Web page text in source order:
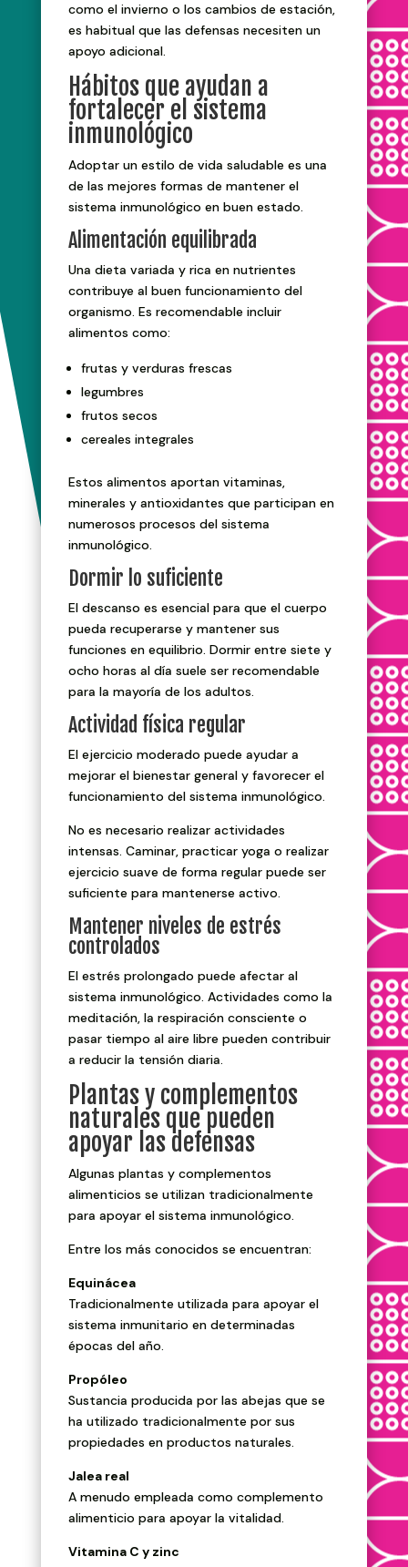
como el invierno o los cambios de estación,
es habitual que las defensas necesiten un
apoyo adicional.
Hábitos que ayudan a
fortalecer el sistema
inmunológico
Adoptar un estilo de vida saludable es una
de las mejores formas de mantener el
sistema inmunológico en buen estado.
Alimentación equilibrada
Una dieta variada y rica en nutrientes
contribuye al buen funcionamiento del
organismo. Es recomendable incluir
alimentos como:
frutas y verduras frescas
legumbres
frutos secos
cereales integrales
Estos alimentos aportan vitaminas,
minerales y antioxidantes que participan en
numerosos procesos del sistema
inmunológico.
Dormir lo suficiente
El descanso es esencial para que el cuerpo
pueda recuperarse y mantener sus
funciones en equilibrio. Dormir entre siete y
ocho horas al día suele ser recomendable
para la mayoría de los adultos.
Actividad física regular
El ejercicio moderado puede ayudar a
mejorar el bienestar general y favorecer el
funcionamiento del sistema inmunológico.
No es necesario realizar actividades
intensas. Caminar, practicar yoga o realizar
ejercicio suave de forma regular puede ser
suficiente para mantenerse activo.
Mantener niveles de estrés
controlados
El estrés prolongado puede afectar al
sistema inmunológico. Actividades como la
meditación, la respiración consciente o
pasar tiempo al aire libre pueden contribuir
a reducir la tensión diaria.
Plantas y complementos
naturales que pueden
apoyar las defensas
Algunas plantas y complementos
alimenticios se utilizan tradicionalmente
para apoyar el sistema inmunológico.
Entre los más conocidos se encuentran:
Equinácea
Tradicionalmente utilizada para apoyar el
sistema inmunitario en determinadas
épocas del año.
Propóleo
Sustancia producida por las abejas que se
ha utilizado tradicionalmente por sus
propiedades en productos naturales.
Jalea real
A menudo empleada como complemento
alimenticio para apoyar la vitalidad.
Vitamina C y zinc